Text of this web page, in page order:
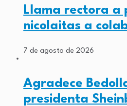
Llama rectora a
nicolaitas a
7 de agosto de 2026
Agradece
presidenta